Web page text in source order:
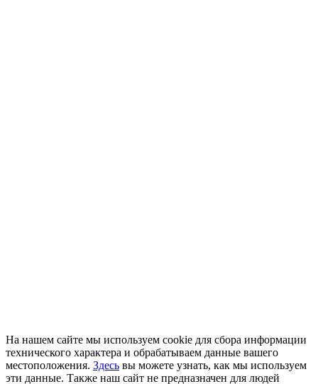
На нашем сайте мы используем cookie для сбора информации
технического характера и обрабатываем данные вашего
местоположения. Здесь вы можете узнать, как мы используем
эти данные. Также наш сайт не предназначен для людей